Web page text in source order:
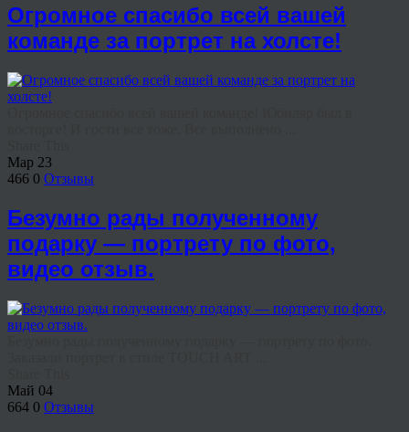
Огромное спасибо всей вашей
команде за портрет на холсте!
Мар 23
466 0 Отзывы
Безумно рады полученному
подарку — портрету по фото,
видео отзыв.
Май 04
664 0 Отзывы